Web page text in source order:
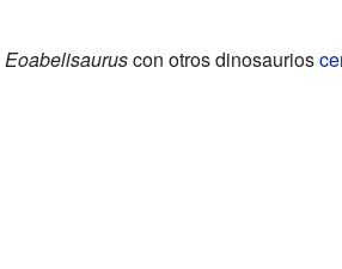
Eoabelisauruscon otros dinosaurios